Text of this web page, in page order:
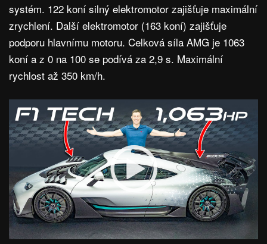
systém. 122 koní silný elektromotor zajišťuje maximální
zrychlení. Další elektromotor (163 koní) zajišťuje
podporu hlavnímu motoru. Celková síla AMG je 1063
koní a z 0 na 100 se podívá za 2,9 s. Maximální
rychlost až 350 km/h.